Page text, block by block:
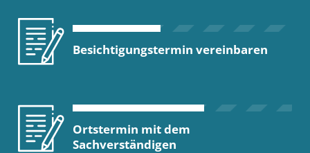
Besichtigungstermin vereinbaren
Ortstermin mit dem
Sachverständigen